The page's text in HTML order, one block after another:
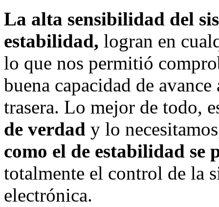
La alta sensibilidad del
estabilidad, logran en
lo que nos permitió
buena capacidad de
trasera. Lo mejor de todo,
de verdad y lo
como el de estabilidad se
totalmente el control de la
electrónica.